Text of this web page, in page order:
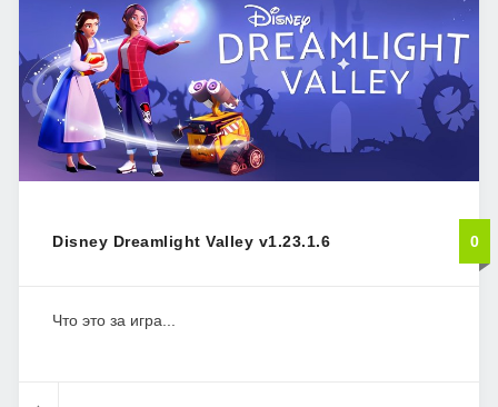
Disney Dreamlight Valley v1.23.1.6 0
Что это за игра...